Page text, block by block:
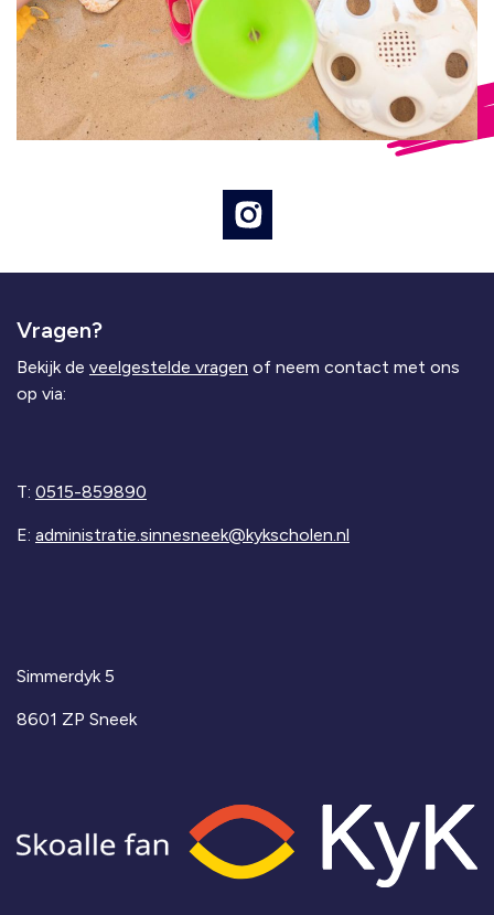
Vragen?
Bekijk de veelgestelde vragen of neem contact met ons
op via:
T: 0515-859890
E: administratie.sinnesneek@kykscholen.nl
Simmerdyk 5
8601 ZP Sneek